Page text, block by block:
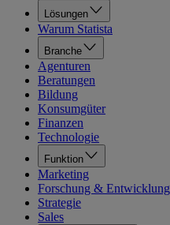
Lösungen
Warum Statista
Branche
Agenturen
Beratungen
Bildung
Konsumgüter
Finanzen
Technologie
Funktion
Marketing
Forschung & Entwicklung
Strategie
Sales